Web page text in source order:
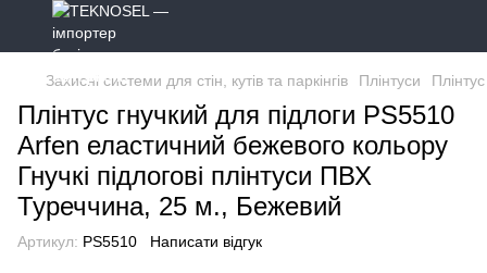
Захисні системи для стін, кутів та паркінгів Плінтуси
Плінтус гнучкий для підлоги PS5510
Arfen еластичний бежевого кольору
Гнучкі підлогові плінтуси ПВХ
Туреччина, 25 м., Бежевий
Артикул: PS5510 Написати відгук